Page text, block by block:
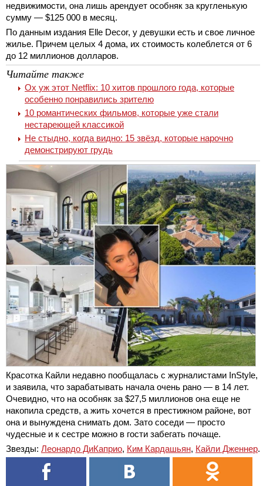
недвижимости, она лишь арендует особняк за кругленькую
сумму — $125 000 в месяц.
По данным издания Elle Decor, у девушки есть и свое личное
жилье. Причем целых 4 дома, их стоимость колеблется от 6
до 12 миллионов долларов.
Читайте также
Ох уж этот Netflix: 10 хитов прошлого года, которые
особенно понравились зрителю
10 романтических фильмов, которые уже стали
нестареющей классикой
Не стыдно, когда видно: 15 звёзд, которые нарочно
демонстрируют грудь
Красотка Кайли недавно пообщалась с журналистами InStyle,
и заявила, что зарабатывать начала очень рано — в 14 лет.
Очевидно, что на особняк за $27,5 миллионов она еще не
накопила средств, а жить хочется в престижном районе, вот
она и вынуждена снимать дом. Зато соседи — просто
чудесные и к сестре можно в гости забегать почаще.
Звезды: Леонардо ДиКаприо, Ким Кардашьян, Кайли Дженнер.